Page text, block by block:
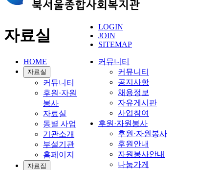
LOGIN
JOIN
SITEMAP
커뮤니티
커뮤니티
공지사항
채용정보
자유게시판
사업참여
후원·자원봉사
후원·자원봉사
후원안내
자원봉사안내
나눔가게
자료실
HOME
자료실
커뮤니티
후원·자원
봉사
자료실
동별 사업
기관소개
부설기관
홈페이지
자료집